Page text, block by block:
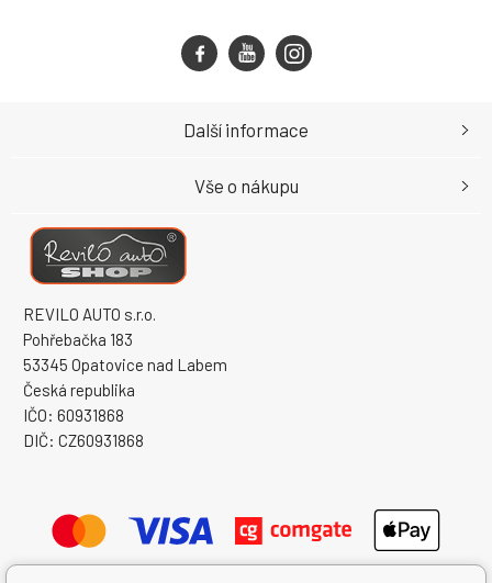
REVILO AUTO s.r.o.
Pohřebačka 183
53345 Opatovice nad Labem
Česká republika
IČO: 60931868
DIČ: CZ60931868
Další informace
Vše o nákupu